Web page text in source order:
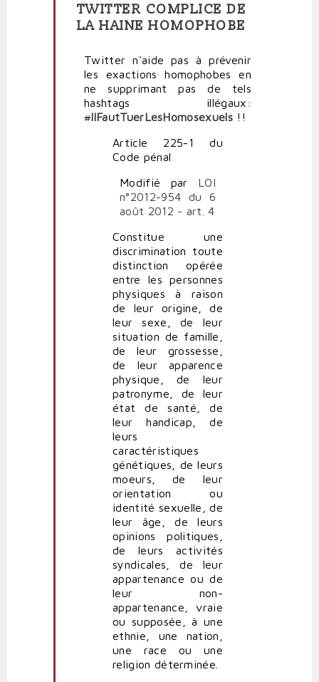
En
réponse
Abjecte
homophobie
par
Polit'producteur
(non
TWITTER COMPLICE DE
LA HAINE HOMOPHOBE
Twitter n'aide pas à prévenir
les exactions homophobes en
ne supprimant pas de tels
hashtags illégaux:
#IlFautTuerLesHomosexuels !!
Article 225-1 du
Code pénal
Modifié par LOI
n°2012-954 du 6
août 2012 - art. 4
Constitue une
discrimination toute
distinction opérée
entre les personnes
physiques à raison
de leur origine, de
leur sexe, de leur
situation de famille,
de leur grossesse,
de leur apparence
physique, de leur
patronyme, de leur
état de santé, de
leur handicap, de
leurs
caractéristiques
génétiques, de leurs
moeurs, de leur
orientation ou
identité sexuelle, de
leur âge, de leurs
opinions politiques,
de leurs activités
syndicales, de leur
appartenance ou de
leur non-
appartenance, vraie
ou supposée, à une
ethnie, une nation,
une race ou une
religion déterminée.